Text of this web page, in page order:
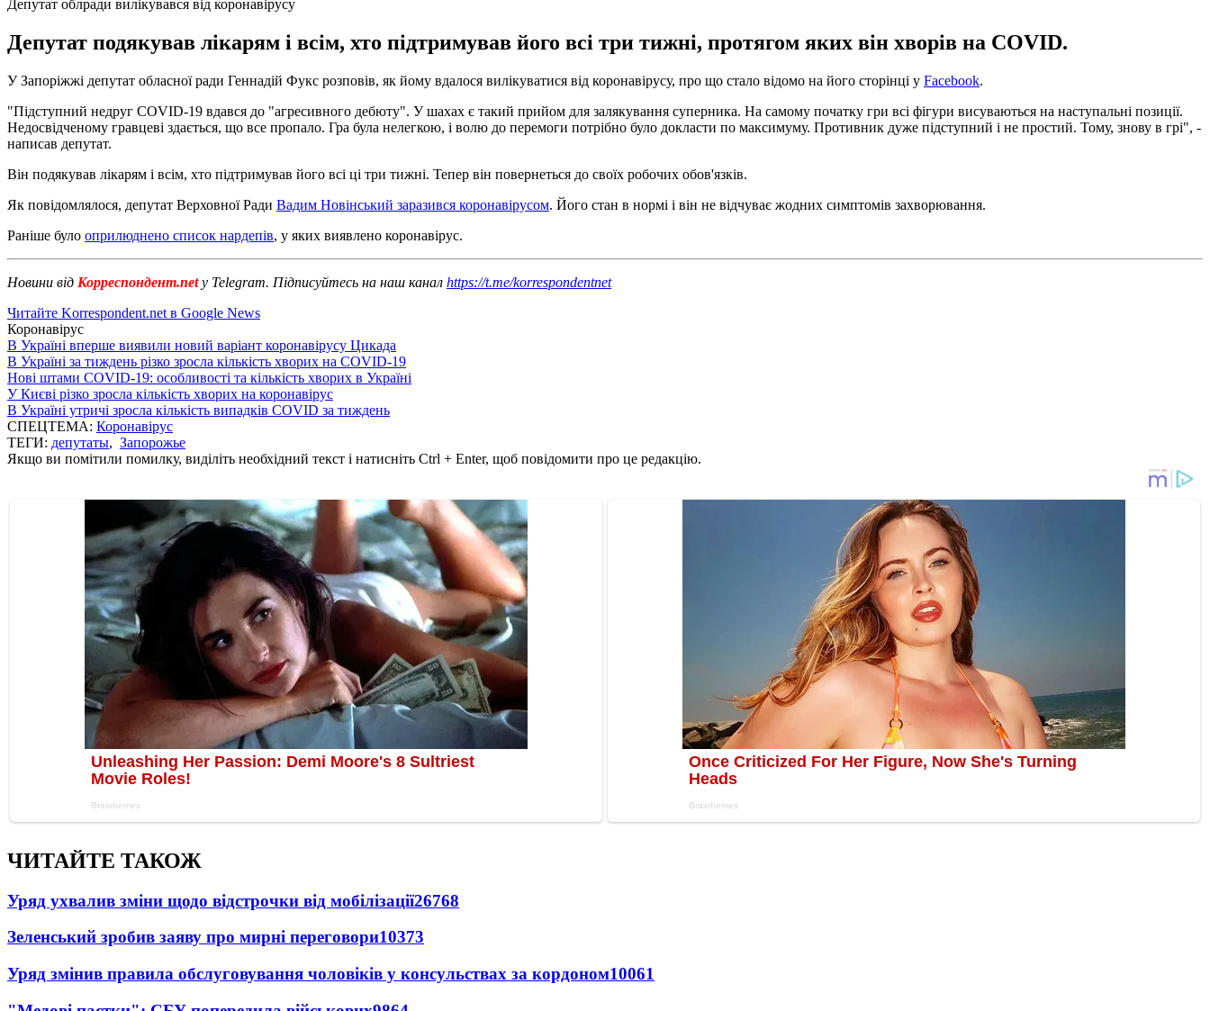
Депутат облради вилікувався від коронавірусу
Депутат подякував лікарям і всім, хто підтримував його всі три тижні, протягом яких він хворів на COVID.
У Запоріжжі депутат обласної ради Геннадій Фукс розповів, як йому вдалося вилікуватися від коронавірусу, про що стало відомо на його сторінці у Facebook.
"Підступний недруг COVID-19 вдався до "агресивного дебюту". У шахах є такий прийом для залякування суперника. На самому початку гри всі фігури висуваються на наступальні позиції.
Недосвідченому гравцеві здається, що все пропало. Гра була нелегкою, і волю до перемоги потрібно було докласти по максимуму. Противник дуже підступний і не простий. Тому, знову в грі", -
написав депутат.
Він подякував лікарям і всім, хто підтримував його всі ці три тижні. Тепер він повернеться до своїх робочих обов'язків.
Як повідомлялося, депутат Верховної Ради Вадим Новінський заразився коронавірусом. Його стан в нормі і він не відчуває жодних симптомів захворювання.
Раніше було оприлюднено список нардепів, у яких виявлено коронавірус.
Новини від Корреспондент.net у Telegram. Підписуйтесь на наш канал https://t.me/korrespondentnet
Читайте Korrespondent.net в Google News
Коронавірус
В Україні вперше виявили новий варіант коронавірусу Цикада
В Україні за тиждень різко зросла кількість хворих на COVID-19
Нові штами COVID-19: особливості та кількість хворих в Україні
У Києві різко зросла кількість хворих на коронавірус
В Україні утричі зросла кількість випадків COVID за тиждень
СПЕЦТЕМА: Коронавірус
ТЕГИ: депутаты, Запорожье
Якщо ви помітили помилку, виділіть необхідний текст і натисніть Ctrl + Enter, щоб повідомити про це редакцію.
ЧИТАЙТЕ ТАКОЖ
Уряд ухвалив зміни щодо відстрочки від мобілізації26768
Зеленський зробив заяву про мирні переговори10373
Уряд змінив правила обслуговування чоловіків у консульствах за кордоном10061